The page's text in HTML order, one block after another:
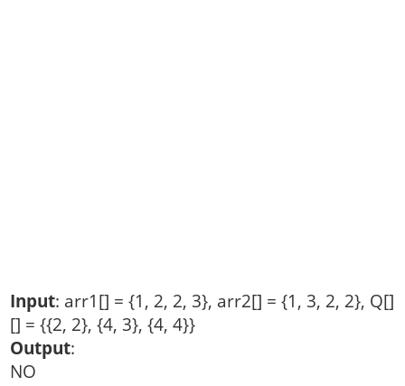
Input: arr1[] = {1, 2, 2, 3}, arr2[] = {1, 3, 2, 2}, Q[]
[] = {{2, 2}, {4, 3}, {4, 4}}
Output:
NO